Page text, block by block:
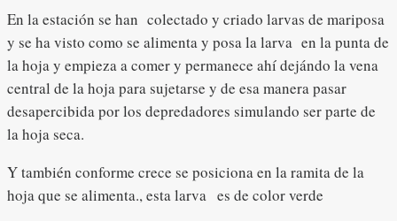
En la estación se han colectado y criado larvas de mariposa
y se ha visto como se alimenta y posa la larva en la punta de
la hoja y empieza a comer y permanece ahí dejándo la vena
central de la hoja para sujetarse y de esa manera pasar
desapercibida por los depredadores simulando ser parte de
la hoja seca.
Y también conforme crece se posiciona en la ramita de la
hoja que se alimenta., esta larva es de color verde